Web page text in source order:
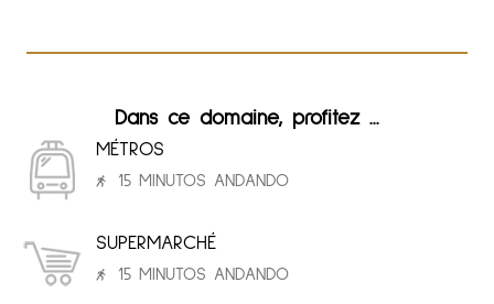
Dans ce domaine, profitez ...
MÉTROS
15 MINUTOS ANDANDO
SUPERMARCHÉ
15 MINUTOS ANDANDO